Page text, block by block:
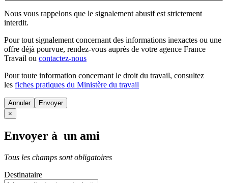
Nous vous rappelons que le signalement abusif est strictement
interdit.
Pour tout signalement concernant des informations inexactes ou une
offre déjà pourvue, rendez-vous auprès de votre agence France
Travail ou contactez-nous
Pour toute information concernant le droit du travail, consultez
les fiches pratiques du Ministère du travail
Annuler
×
Envoyer à un ami
Tous les champs sont obligatoires
Destinataire